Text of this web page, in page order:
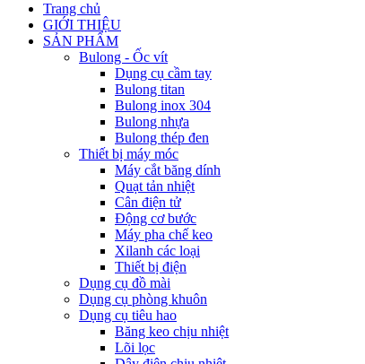
Trang chủ
GIỚI THIỆU
SẢN PHẨM
Bulong - Ốc vít
Dụng cụ cầm tay
Bulong titan
Bulong inox 304
Bulong nhựa
Bulong thép đen
Thiết bị máy móc
Máy cắt băng dính
Quạt tản nhiệt
Cân điện tử
Động cơ bước
Máy pha chế keo
Xilanh các loại
Thiết bị điện
Dụng cụ đồ mài
Dụng cụ phòng khuôn
Dụng cụ tiêu hao
Băng keo chịu nhiệt
Lõi lọc